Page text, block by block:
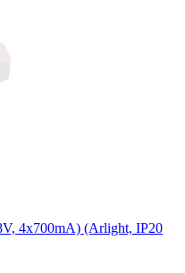
4x700mA) (Arlight, IP20